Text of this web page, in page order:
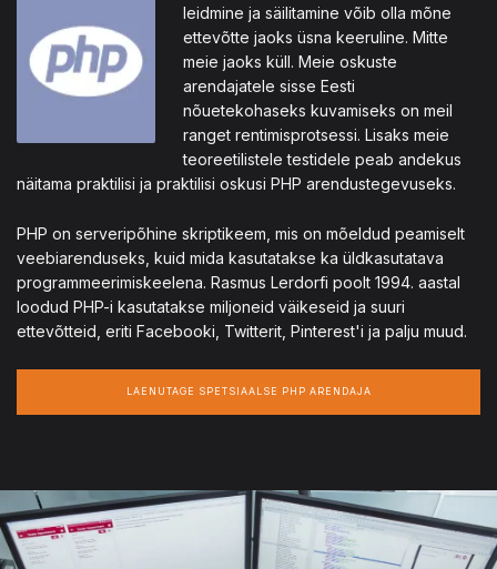
leidmine ja säilitamine võib olla mõne
ettevõtte jaoks üsna keeruline. Mitte
meie jaoks küll. Meie oskuste
arendajatele sisse Eesti
nõuetekohaseks kuvamiseks on meil
ranget rentimisprotsessi. Lisaks meie
teoreetilistele testidele peab andekus
näitama praktilisi ja praktilisi oskusi PHP arendustegevuseks.
PHP on serveripõhine skriptikeem, mis on mõeldud peamiselt
veebiarenduseks, kuid mida kasutatakse ka üldkasutatava
programmeerimiskeelena. Rasmus Lerdorfi poolt 1994. aastal
loodud PHP-i kasutatakse miljoneid väikeseid ja suuri
ettevõtteid, eriti Facebooki, Twitterit, Pinterest'i ja palju muud.
LAENUTAGE SPETSIAALSE PHP ARENDAJA